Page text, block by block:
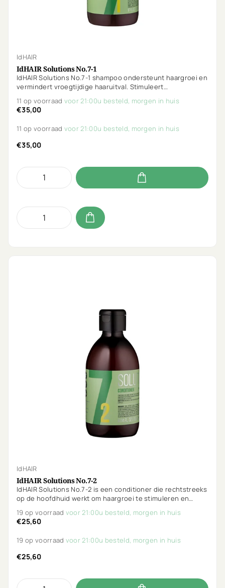
IdHAIR
IdHAIR Solutions No.7-1
IdHAIR Solutions No.7-1 shampoo ondersteunt haargroei en
vermindert vroegtijdige haaruitval. Stimuleert
Vegan, parfumvrij & Curly Girl proof.
11 op voorraad voor 21:00u besteld, morgen in huis
€35,00
11 op voorraad voor 21:00u besteld, morgen in huis
€35,00
IdHAIR
IdHAIR Solutions No.7-2
IdHAIR Solutions No.7-2 is een conditioner die rechtstreeks
op de hoofdhuid werkt om haargroei te stimuleren en
Curly Girl proof.
19 op voorraad voor 21:00u besteld, morgen in huis
€25,60
19 op voorraad voor 21:00u besteld, morgen in huis
€25,60